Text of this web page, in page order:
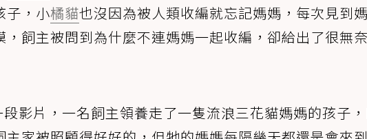
子，小橘貓也沒因為被人類收編就忘記媽媽，每次見到
飼主被問到為什麼不連媽媽一起收編，卻給出了很無
影片，一名飼主領養走了一隻流浪三花貓媽媽的孩子